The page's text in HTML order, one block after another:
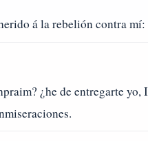
á la rebelión contra
¿he de entregarte